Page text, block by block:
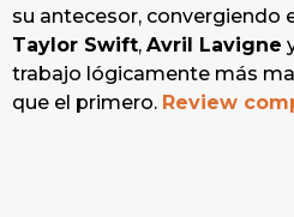
su antecesor, convergiendo
Taylor Swift, Avril Lavigne
trabajo lógicamente más
que el primero. Review